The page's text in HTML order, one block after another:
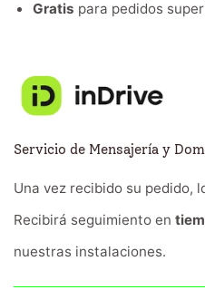
Gratis para pedidos
Servicio de Mensajería y
Una vez recibido su pedido,
Recibirá seguimiento en
nuestras instalaciones.